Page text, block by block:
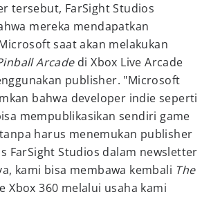
tersebut, FarSight Studios
mereka mendapatkan
saat akan melakukan
Arcadedi Xbox Live Arcade
publisher. "Microsoft
bahwa developer indie seperti
mempublikasikan sendiri game
harus menemukan publisher
FarSight Studios dalam newsletter
kami bisa membawa kembali The
Xbox 360 melalui usaha kami